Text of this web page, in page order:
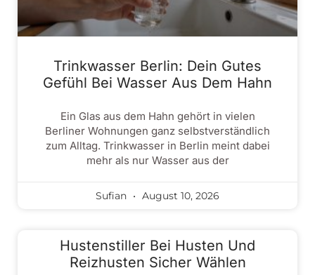
Trinkwasser Berlin: Dein Gutes
Gefühl Bei Wasser Aus Dem Hahn
Ein Glas aus dem Hahn gehört in vielen
Berliner Wohnungen ganz selbstverständlich
zum Alltag. Trinkwasser in Berlin meint dabei
mehr als nur Wasser aus der
Sufian August 10, 2026
Hustenstiller Bei Husten Und
Reizhusten Sicher Wählen